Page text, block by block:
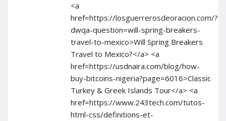
<a
href=https://losguerrerosdeoracion.com/?
dwqa-question=will-spring-breakers-
travel-to-mexico>Will Spring Breakers
Travel to Mexico?</a> <a
href=https://usdnaira.com/blog/how-
buy-bitcoins-nigeria?page=6016>Classic
Turkey & Greek Islands Tour</a> <a
href=https://www.243tech.com/tutos-
html-css/definitions-et-